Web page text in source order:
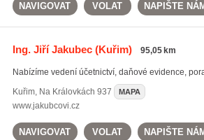
NAVIGOVAT VOLAT NAPIŠTE
Ing. Jiří Jakubec(Kuřim) 95,05 km
Nabízíme vedení účetnictví, daňové evidence,
Kuřim, Na Královkách 937 MAPA
www.jakubcovi.cz
NAVIGOVAT VOLAT NAPIŠTE